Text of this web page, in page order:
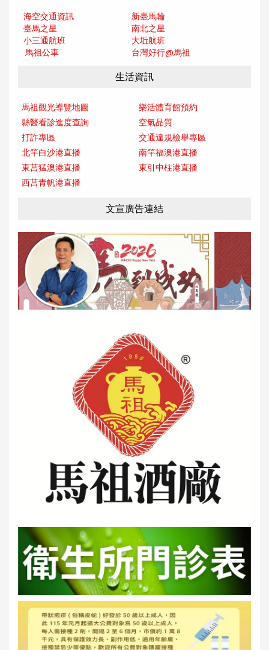
海空交通資訊
新臺馬輪
臺馬之星
南北之星
小三通航班
大坵航班
馬祖公車
台灣好行@馬祖
生活資訊
馬祖觀光導覽地圖
樂活體育館預約
縣醫看診進度查詢
空氣品質
打詐專區
交通違規檢舉專區
北竿白沙港直播
南竿福澳港直播
東莒猛澳港直播
東引中柱港直播
西莒青帆港直播
文宣廣告連結